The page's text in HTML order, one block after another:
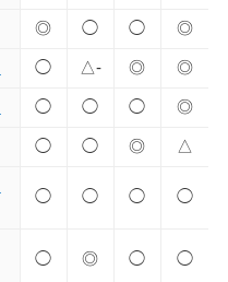
◎ ◯ ◯ ◎
◯ △- ◎ ◎
◯ ◯ ◯ ◎
◯ ◯ ◎ △
◯ ◯ ◯ ◯
◯ ◎ ◯ ◯